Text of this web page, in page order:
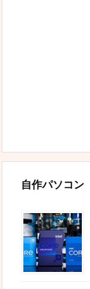
自作パソコン